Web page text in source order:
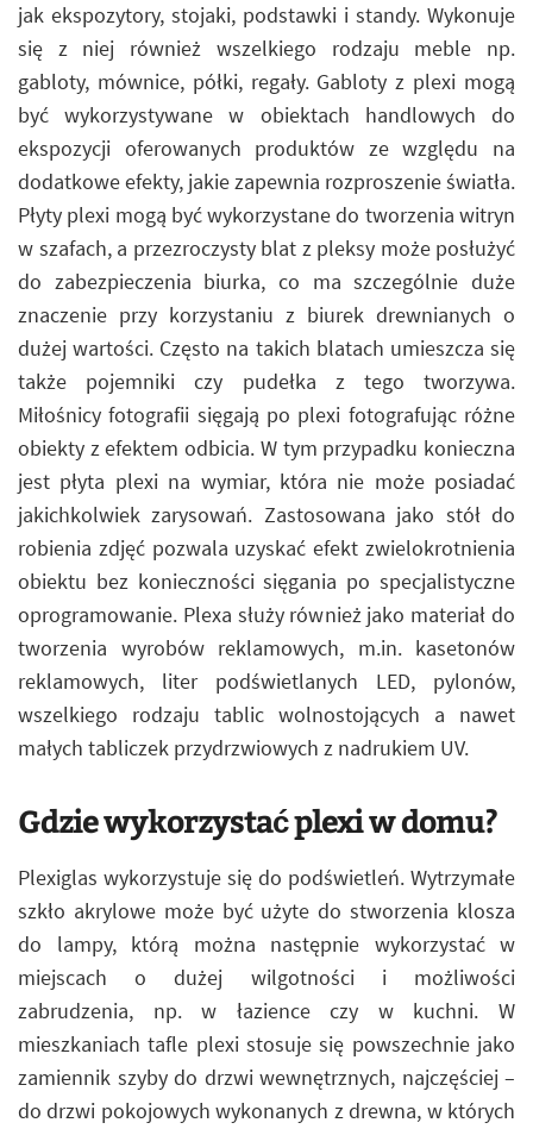
jak ekspozytory, stojaki, podstawki i standy. Wykonuje
się z niej również wszelkiego rodzaju meble np.
gabloty, mównice, półki, regały. Gabloty z plexi mogą
być wykorzystywane w obiektach handlowych do
ekspozycji oferowanych produktów ze względu na
dodatkowe efekty, jakie zapewnia rozproszenie światła.
Płyty plexi mogą być wykorzystane do tworzenia witryn
w szafach, a przezroczysty blat z pleksy może posłużyć
do zabezpieczenia biurka, co ma szczególnie duże
znaczenie przy korzystaniu z biurek drewnianych o
dużej wartości. Często na takich blatach umieszcza się
także pojemniki czy pudełka z tego tworzywa.
Miłośnicy fotografii sięgają po plexi fotografując różne
obiekty z efektem odbicia. W tym przypadku konieczna
jest płyta plexi na wymiar, która nie może posiadać
jakichkolwiek zarysowań. Zastosowana jako stół do
robienia zdjęć pozwala uzyskać efekt zwielokrotnienia
obiektu bez konieczności sięgania po specjalistyczne
oprogramowanie. Plexa służy również jako materiał do
tworzenia wyrobów reklamowych, m.in. kasetonów
reklamowych, liter podświetlanych LED, pylonów,
wszelkiego rodzaju tablic wolnostojących a nawet
małych tabliczek przydrzwiowych z nadrukiem UV.
Gdzie wykorzystać plexi w domu?
Plexiglas wykorzystuje się do podświetleń. Wytrzymałe
szkło akrylowe może być użyte do stworzenia klosza
do lampy, którą można następnie wykorzystać w
miejscach o dużej wilgotności i możliwości
zabrudzenia, np. w łazience czy w kuchni. W
mieszkaniach tafle plexi stosuje się powszechnie jako
zamiennik szyby do drzwi wewnętrznych, najczęściej –
do drzwi pokojowych wykonanych z drewna, w których